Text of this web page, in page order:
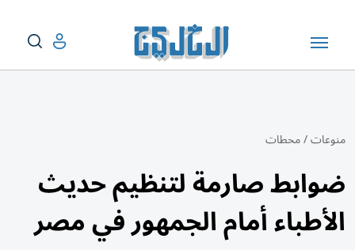
منوعات/محطات
ضوابط صارمة لتنظيم حديث
الأطباء أمام الجمهور في مصر